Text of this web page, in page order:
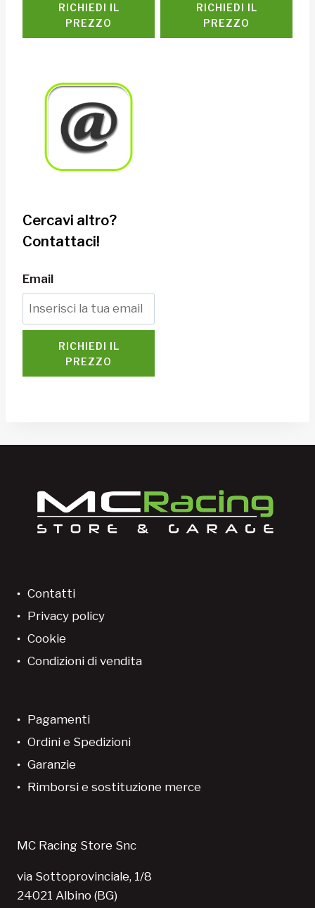
RICHIEDI IL
PREZZO
RICHIEDI IL
PREZZO
Cercavi altro?
Contattaci!
Email
RICHIEDI IL
PREZZO
Contatti
Privacy policy
Cookie
Condizioni di vendita
Pagamenti
Ordini e Spedizioni
Garanzie
Rimborsi e sostituzione merce
MC Racing Store Snc
via Sottoprovinciale, 1/8
24021 Albino (BG)